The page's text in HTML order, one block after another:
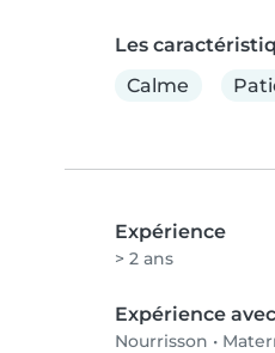
Les
Calme
Expérience
> 2 ans
Expérience avec
Nourrisson •